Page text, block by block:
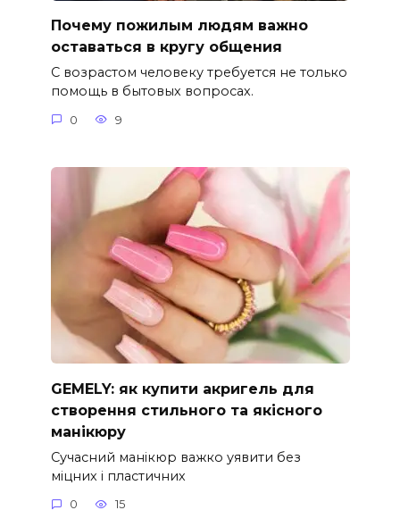
Почему пожилым людям важно
оставаться в кругу общения
С возрастом человеку требуется не только
помощь в бытовых вопросах.
0 9
GEMELY: як купити акригель для
створення стильного та якісного
манікюру
Сучасний манікюр важко уявити без
міцних і пластичних
0 15